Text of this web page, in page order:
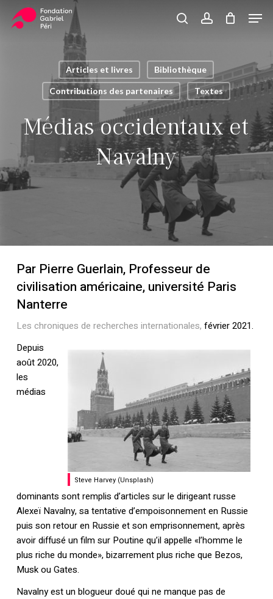
searchaccount
Panier Close
Articles et livres Bibliothèque
Contributions des partenaires Textes
Médias occidentaux et
Navalny
Par Pierre Guerlain, Professeur de
civilisation américaine, université Paris
Nanterre
Les chroniques de recherches internationales, février 2021.
Steve Harvey (Unsplash)
Depuis
août 2020,
les
médias
dominants sont remplis d’articles sur le dirigeant russe
Alexeï Navalny, sa tentative d’empoisonnement en Russie
puis son retour en Russie et son emprisonnement, après
avoir diffusé un film sur Poutine qu’il appelle «l’homme le
plus riche du monde», bizarrement plus riche que Bezos,
Musk ou Gates.
Navalny est un blogueur doué qui ne manque pas de